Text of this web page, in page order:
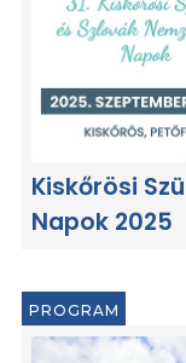
Kiskőrösi
Napok 2025
PROGRAM